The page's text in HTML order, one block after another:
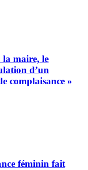
la maire, le
d’un
complaisance »
féminin fait